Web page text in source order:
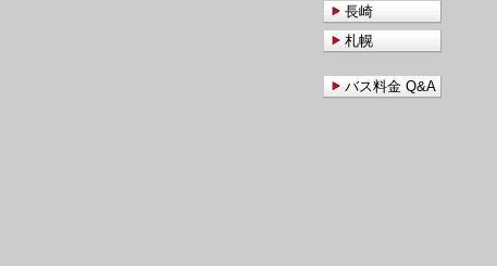
長崎
札幌
バス料金 Q&A